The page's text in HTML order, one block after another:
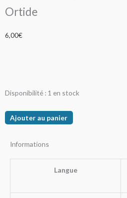
Ortide
6,00€
Disponibilité : 1 en stock
quantité
Ortide
Ajouter au panier
Informations
Langue